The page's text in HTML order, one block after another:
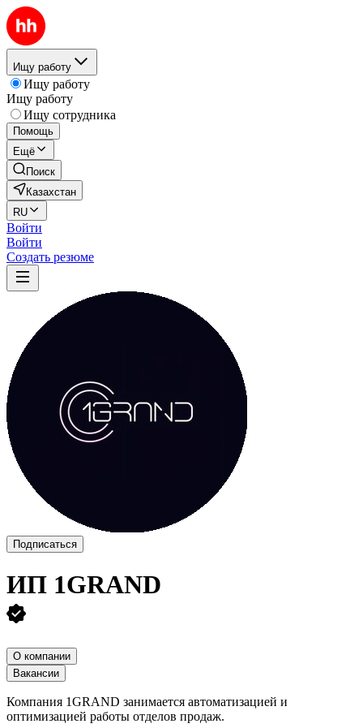
Ищу работу
Ищу работу
Ищу работу
Ищу сотрудника
Помощь
Ещё
Поиск
Казахстан
RU
Войти
Войти
Создать резюме
Подписаться
ИП 1GRAND
О компании
Вакансии
Компания 1GRAND занимается автоматизацией и
оптимизацией работы отделов продаж.